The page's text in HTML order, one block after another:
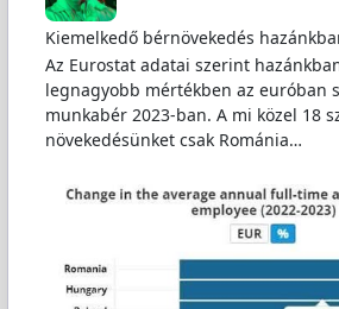
Kiemelkedő bérnövekedés
Az Eurostat adatai szerint
legnagyobb mértékben az euróban
munkabér 2023-ban. A mi közel 18
növekedésünket csak Románia…